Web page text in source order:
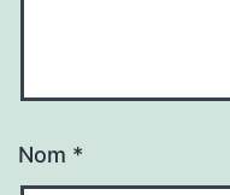
Nom *